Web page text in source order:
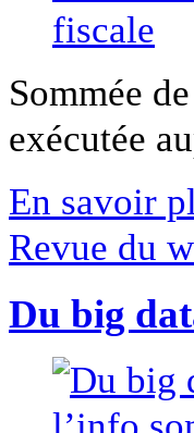
Sommée
exécutée
En savoir
Revue du
Du big